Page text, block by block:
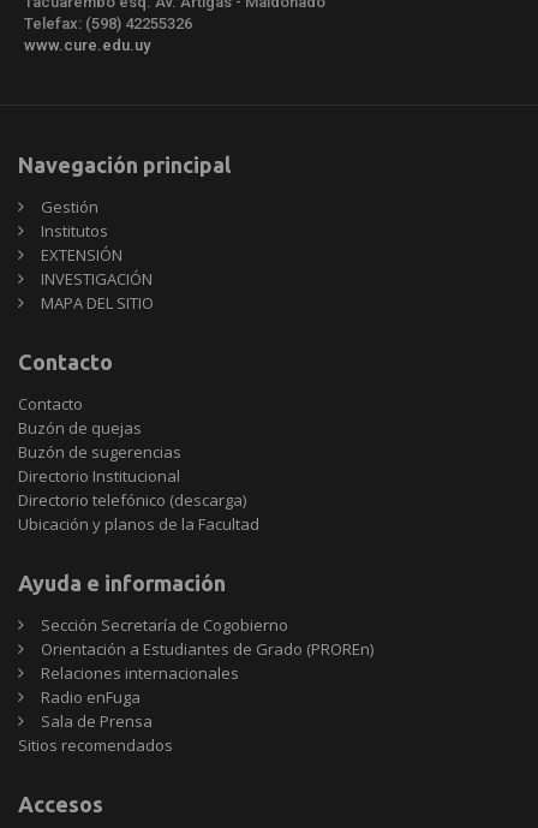
Telefax: (598) 42255326
www.cure.edu.uy
Navegación principal
Gestión
Institutos
EXTENSIÓN
INVESTIGACIÓN
MAPA DEL SITIO
Contacto
Contacto
Buzón de quejas
Buzón de sugerencias
Directorio Institucional
Directorio telefónico (descarga)
Ubicación y planos de la Facultad
Ayuda e información
Sección Secretaría de Cogobierno
Orientación a Estudiantes de Grado (PROREn)
Relaciones internacionales
Radio enFuga
Sala de Prensa
Sitios
Sitios recomendados
Accesos